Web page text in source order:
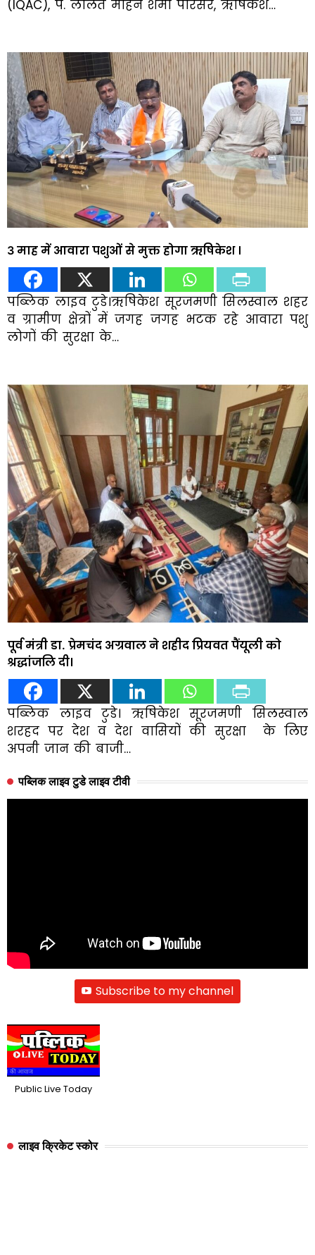
(IQAC), पं. ललित मोहन शर्मा परिसर, ऋषिकेश…
3 माह में आवारा पशुओं से मुक्त होगा ऋषिकेश ।
पब्लिक लाइव टुडे।ऋषिकेश सूरजमणी सिलस्वाल शहर
व ग्रामीण क्षेत्रों में जगह जगह भटक रहे आवारा पशु
लोगों की सुरक्षा के…
पूर्व मंत्री डा. प्रेमचंद अग्रवाल ने शहीद प्रियवत पैंयूली को
श्रद्धांजलि दी।
पब्लिक लाइव टुडे। ऋषिकेश सूरजमणी सिलस्वाल
शरहद पर देश व देश वासियों की सुरक्षा के लिए
अपनी जान की बाजी…
पब्लिक लाइव टुडे लाइव टीवी
Subscribe to my channel
Public Live Today
लाइव क्रिकेट स्कोर